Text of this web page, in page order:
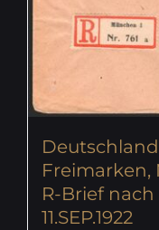
Freimarken,
R-Brief nach
11.SEP.1922